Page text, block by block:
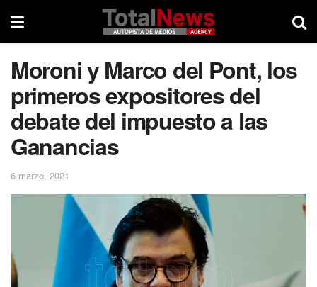
Moroni y Marco del Pont, los
primeros expositores del
debate del impuesto a las
Ganancias
6 marzo, 2021